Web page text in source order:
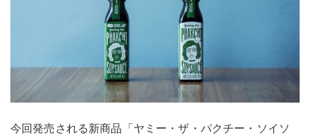
今回発売される新商品「ヤミー・ザ・パクチー・ソイソ